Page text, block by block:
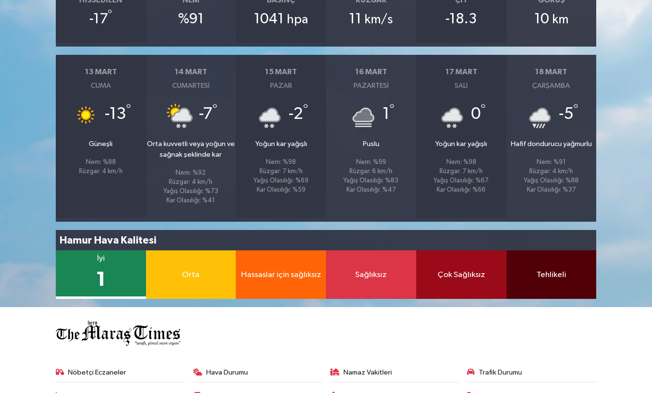
-17° %91 1041 hpa 11 km/s -18.3 10 km
13 MART
CUMA
-13°
Güneşli
Nem: %88
Rüzgar: 4 km/h
14 MART
CUMARTESI
-7°
Orta kuvvetli veya yoğun ve
sağnak şeklinde kar
Nem: %92
Rüzgar: 4 km/h
Yağış Olasılığı: %73
Kar Olasılığı: %41
15 MART
PAZAR
-2°
Yoğun kar yağışlı
Nem: %98
Rüzgar: 7 km/h
Yağış Olasılığı: %69
Kar Olasılığı: %59
16 MART
PAZARTESI
1 °
Puslu
Nem: %99
Rüzgar: 6 km/h
Yağış Olasılığı: %83
Kar Olasılığı: %47
17 MART
SALI
0°
Yoğun kar yağışlı
Nem: %98
Rüzgar: 7 km/h
Yağış Olasılığı: %67
Kar Olasılığı: %66
18 MART
ÇARŞAMBA
-5°
Hafif dondurucu yağmurlu
Nem: %91
Rüzgar: 4 km/h
Yağış Olasılığı: %88
Kar Olasılığı: %37
Hamur Hava Kalitesi
İyi
1 Orta Hassaslar için sağlıksız Sağlıksız Çok Sağlıksız Tehlikeli
Nöbetçi Eczaneler Hava Durumu Namaz Vakitleri Trafik Durumu